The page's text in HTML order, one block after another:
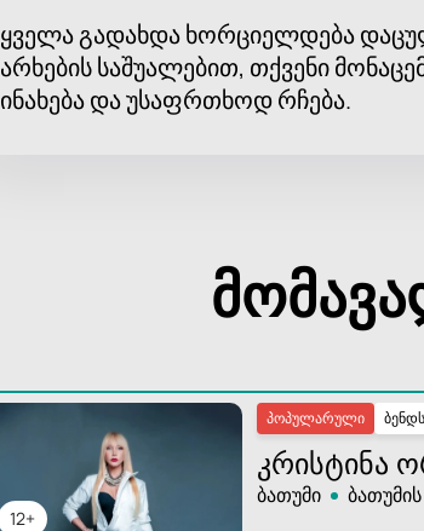
ყველა გადახდა ხორციელდება
არხების საშუალებით, თქვენი
ინახება და უსაფრთხოდ რჩება.
12+
პოპულარული
ᲙᲠᲘᲡᲢᲘᲜᲐ
ბათუმი